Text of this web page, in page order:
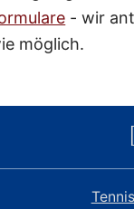
- wir
möglich.
Tennis